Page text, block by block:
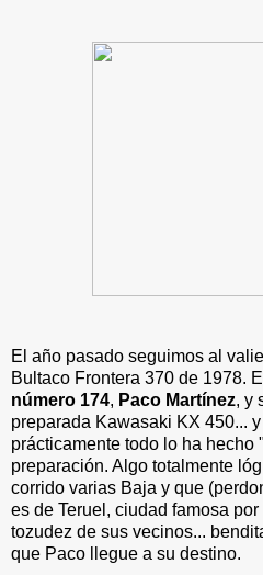
El año pasado seguimos al
Bultaco Frontera 370 de 1978.
número 174, Paco Martínez, y
preparada Kawasaki KX 450...
prácticamente todo lo ha hecho
preparación. Algo totalmente
corrido varias Baja y que
es de Teruel, ciudad famosa por
tozudez de sus vecinos...
que Paco llegue a su destino.